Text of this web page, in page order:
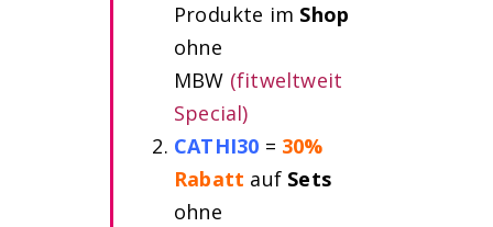
Produkte im Shop
ohne
MBW (fitweltweit
Special)
CATHI30 = 30%
Rabatt auf Sets
ohne